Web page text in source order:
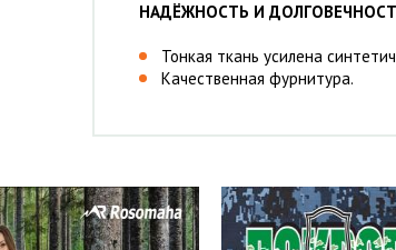
НАДЁЖНОСТЬ И
Тонкая ткань усилена
Качественная фурнитура.